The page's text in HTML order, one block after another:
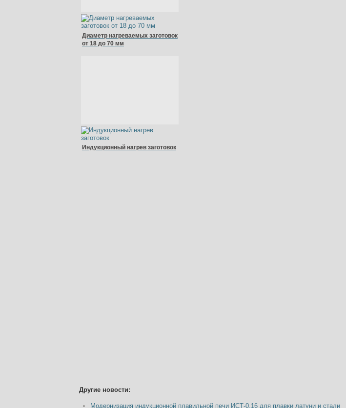
Диаметр нагреваемых заготовок
от 18 до 70 мм
Индукционный нагрев заготовок
Другие новости:
Модернизация индукционной плавильной печи ИСТ-0,16 для плавки латуни и стали